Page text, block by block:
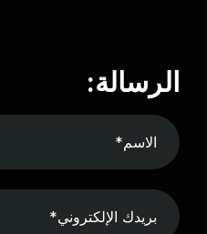
الرسالة: